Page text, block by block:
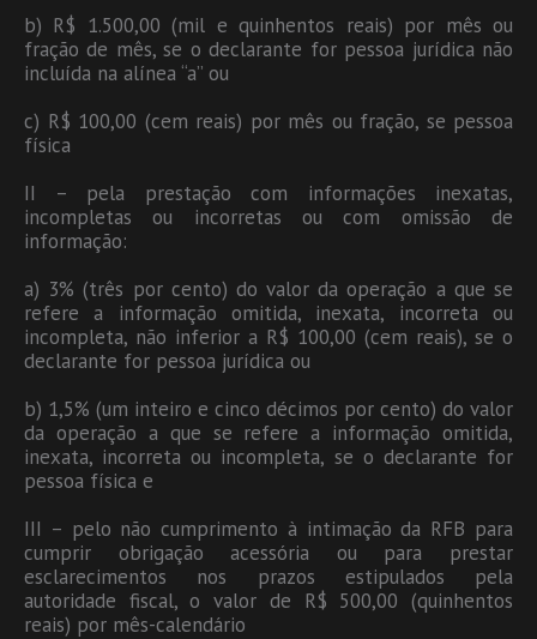
b) R$ 1.500,00 (mil e quinhentos reais) por mês ou
fração de mês, se o declarante for pessoa jurídica não
incluída na alínea “a” ou
c) R$ 100,00 (cem reais) por mês ou fração, se pessoa
física
II – pela prestação com informações inexatas,
incompletas ou incorretas ou com omissão de
informação:
a) 3% (três por cento) do valor da operação a que se
refere a informação omitida, inexata, incorreta ou
incompleta, não inferior a R$ 100,00 (cem reais), se o
declarante for pessoa jurídica ou
b) 1,5% (um inteiro e cinco décimos por cento) do valor
da operação a que se refere a informação omitida,
inexata, incorreta ou incompleta, se o declarante for
pessoa física e
III – pelo não cumprimento à intimação da RFB para
cumprir obrigação acessória ou para prestar
esclarecimentos nos prazos estipulados pela
autoridade fiscal, o valor de R$ 500,00 (quinhentos
reais) por mês-calendário